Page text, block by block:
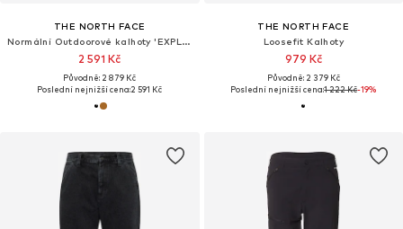
THE NORTH FACE
Normální Outdoorové kalhoty 'EXPLORATION'
2 591 Kč
Původně: 2 879 Kč
Poslední nejnižší cena:2 591 Kč
THE NORTH FACE
Loosefit Kalhoty
979 Kč
Původně: 2 379 Kč
Poslední nejnižší cena:1 222 Kč-19%